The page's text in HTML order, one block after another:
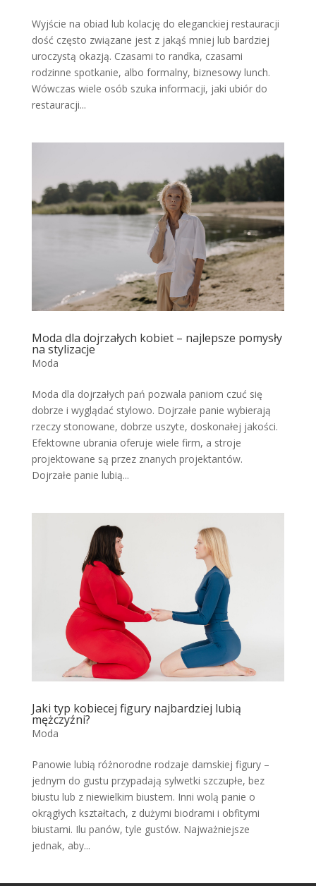
Wyjście na obiad lub kolację do eleganckiej restauracji
dość często związane jest z jakąś mniej lub bardziej
uroczystą okazją. Czasami to randka, czasami
rodzinne spotkanie, albo formalny, biznesowy lunch.
Wówczas wiele osób szuka informacji, jaki ubiór do
restauracji...
Moda dla dojrzałych kobiet – najlepsze pomysły
na stylizacje
Moda
Moda dla dojrzałych pań pozwala paniom czuć się
dobrze i wyglądać stylowo. Dojrzałe panie wybierają
rzeczy stonowane, dobrze uszyte, doskonałej jakości.
Efektowne ubrania oferuje wiele firm, a stroje
projektowane są przez znanych projektantów.
Dojrzałe panie lubią...
Jaki typ kobiecej figury najbardziej lubią
mężczyźni?
Moda
Panowie lubią różnorodne rodzaje damskiej figury –
jednym do gustu przypadają sylwetki szczupłe, bez
biustu lub z niewielkim biustem. Inni wolą panie o
okrągłych kształtach, z dużymi biodrami i obfitymi
biustami. Ilu panów, tyle gustów. Najważniejsze
jednak, aby...